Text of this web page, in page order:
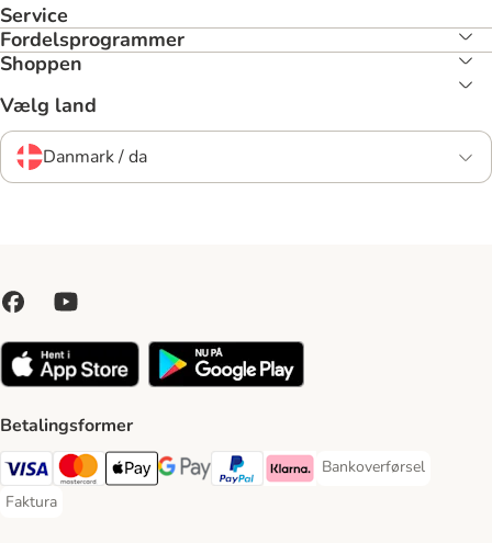
Service
Fordelsprogrammer
Shoppen
Vælg land
Danmark / da
Betalingsformer
VISA Payment Method
Mastercard Payment Method
Apply pay Payment Method
Google Pay Payment Method
paypal Payment Method
Klarna Payment Method
Bankoverførsel
Bankoverførsel
Faktura
Faktura Payment Method